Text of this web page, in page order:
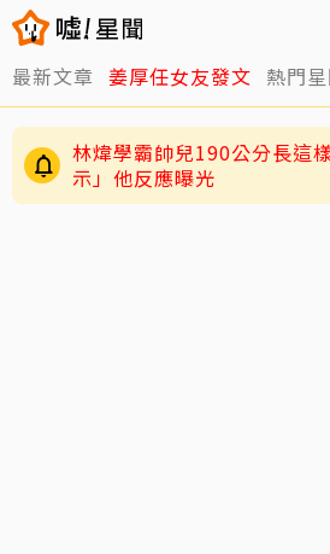
最新文章 姜厚任女友發文 熱門
林煒學霸帥兒190公分長這
示」他反應曝光